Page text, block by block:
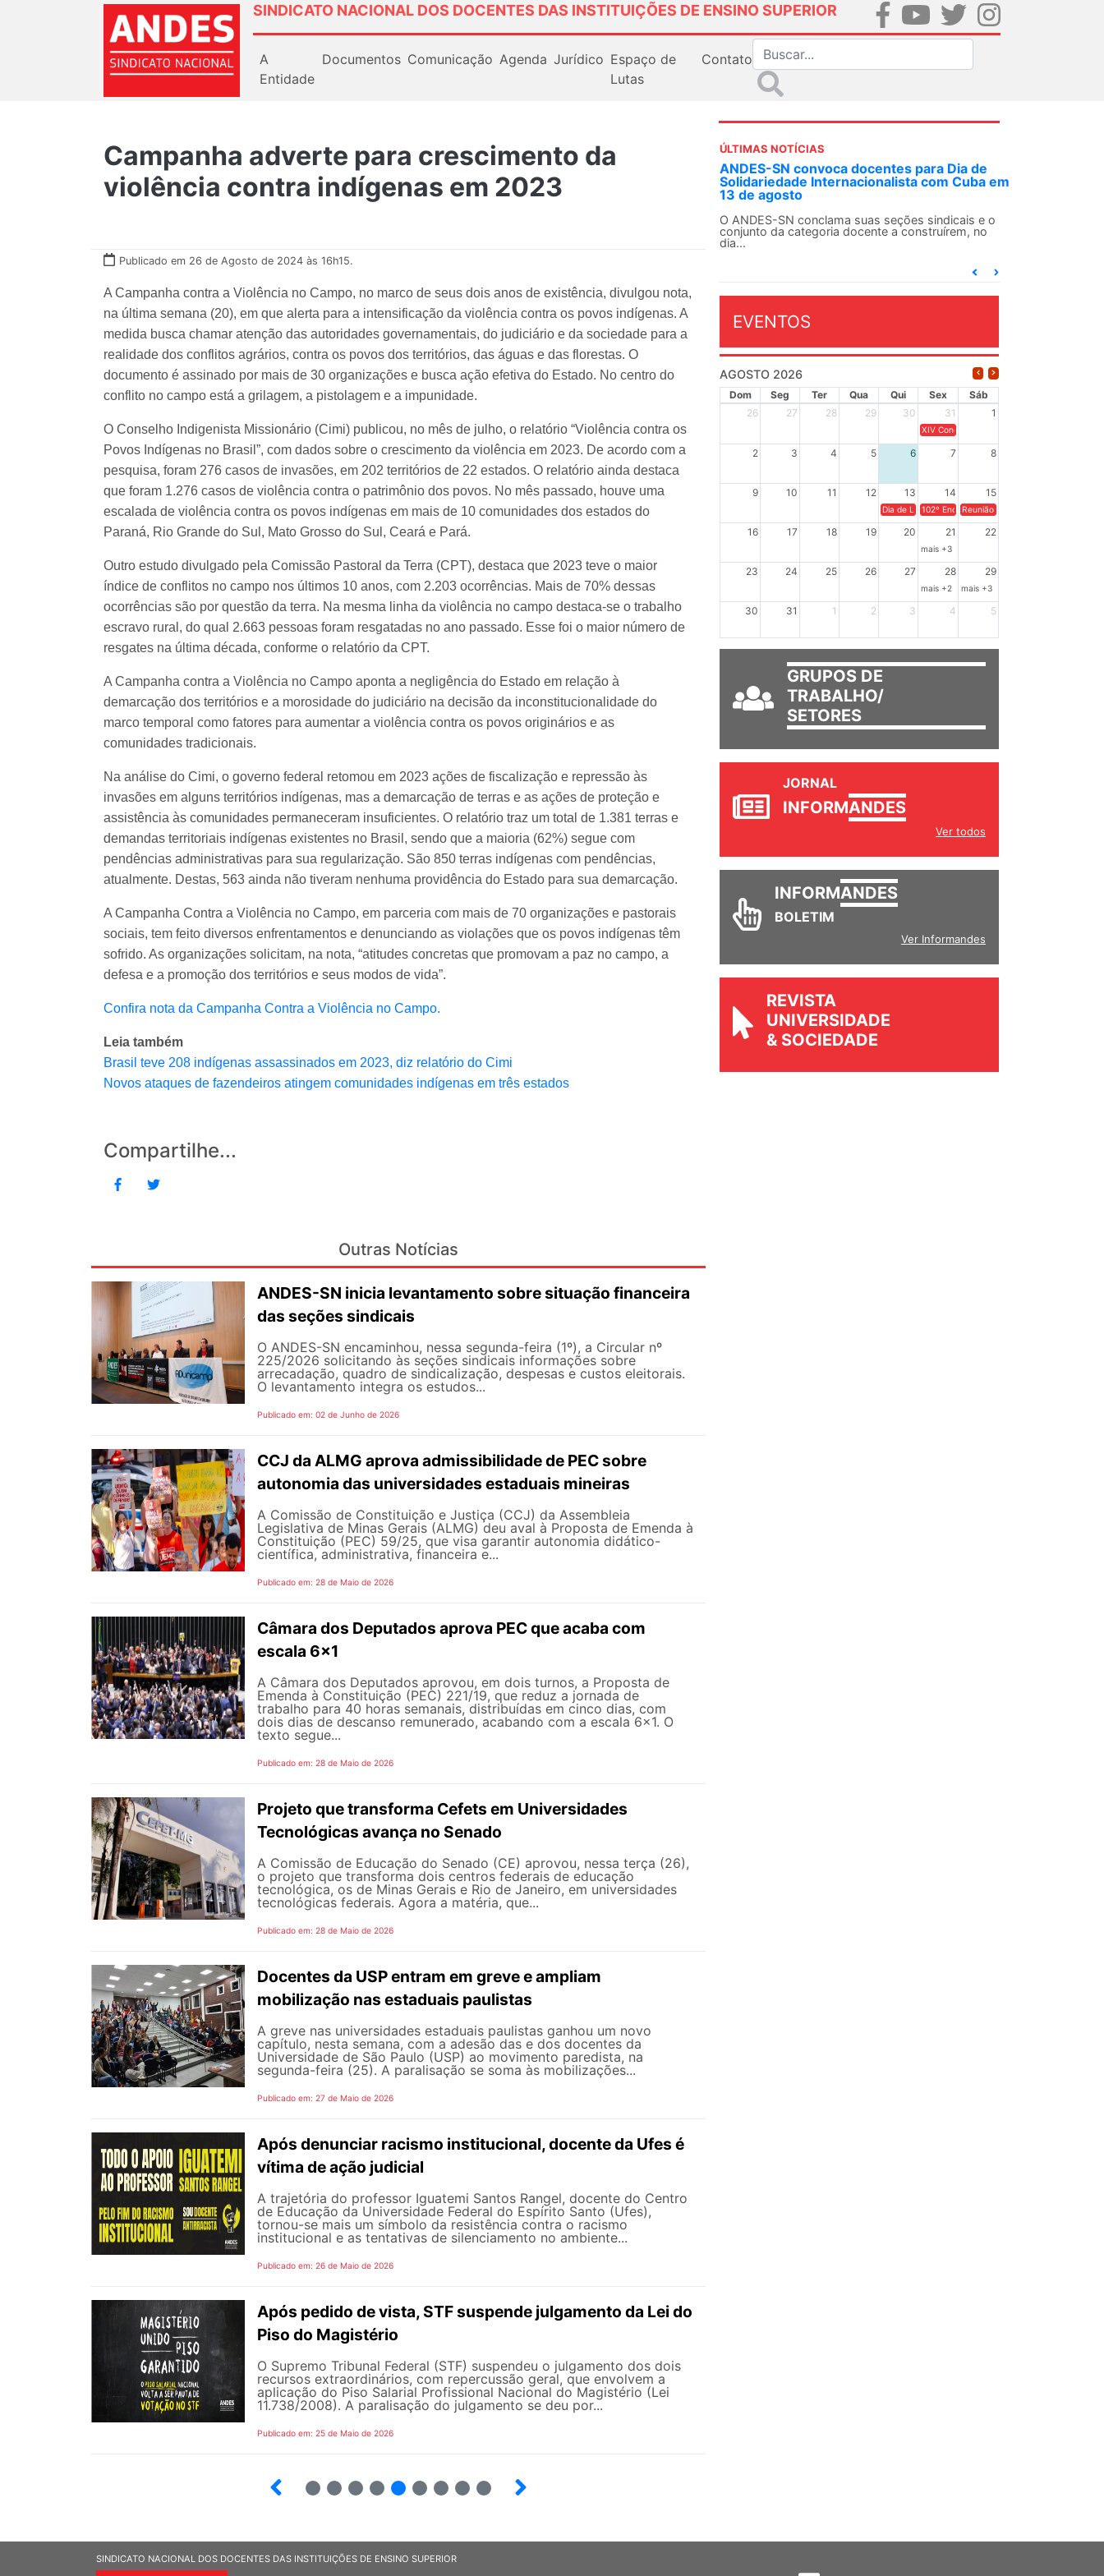
SINDICATO NACIONAL DOS DOCENTES DAS INSTITUIÇÕES DE ENSINO SUPERIOR
A
Entidade
Documentos Comunicação Agenda Jurídico Espaço de
Lutas
Contato
Campanha adverte para crescimento da
violência contra indígenas em 2023
Publicado em 26 de Agosto de 2024 às 16h15.
A Campanha contra a Violência no Campo, no marco de seus dois anos de existência, divulgou nota,
na última semana (20), em que alerta para a intensificação da violência contra os povos indígenas. A
medida busca chamar atenção das autoridades governamentais, do judiciário e da sociedade para a
realidade dos conflitos agrários, contra os povos dos territórios, das águas e das florestas. O
documento é assinado por mais de 30 organizações e busca ação efetiva do Estado. No centro do
conflito no campo está a grilagem, a pistolagem e a impunidade.
O Conselho Indigenista Missionário (Cimi) publicou, no mês de julho, o relatório “Violência contra os
Povos Indígenas no Brasil”, com dados sobre o crescimento da violência em 2023. De acordo com a
pesquisa, foram 276 casos de invasões, em 202 territórios de 22 estados. O relatório ainda destaca
que foram 1.276 casos de violência contra o patrimônio dos povos. No mês passado, houve uma
escalada de violência contra os povos indígenas em mais de 10 comunidades dos estados do
Paraná, Rio Grande do Sul, Mato Grosso do Sul, Ceará e Pará.
Outro estudo divulgado pela Comissão Pastoral da Terra (CPT), destaca que 2023 teve o maior
índice de conflitos no campo nos últimos 10 anos, com 2.203 ocorrências. Mais de 70% dessas
ocorrências são por questão da terra. Na mesma linha da violência no campo destaca-se o trabalho
escravo rural, do qual 2.663 pessoas foram resgatadas no ano passado. Esse foi o maior número de
resgates na última década, conforme o relatório da CPT.
A Campanha contra a Violência no Campo aponta a negligência do Estado em relação à
demarcação dos territórios e a morosidade do judiciário na decisão da inconstitucionalidade do
marco temporal como fatores para aumentar a violência contra os povos originários e as
comunidades tradicionais.
Na análise do Cimi, o governo federal retomou em 2023 ações de fiscalização e repressão às
invasões em alguns territórios indígenas, mas a demarcação de terras e as ações de proteção e
assistência às comunidades permaneceram insuficientes. O relatório traz um total de 1.381 terras e
demandas territoriais indígenas existentes no Brasil, sendo que a maioria (62%) segue com
pendências administrativas para sua regularização. São 850 terras indígenas com pendências,
atualmente. Destas, 563 ainda não tiveram nenhuma providência do Estado para sua demarcação.
A Campanha Contra a Violência no Campo, em parceria com mais de 70 organizações e pastorais
sociais, tem feito diversos enfrentamentos e denunciando as violações que os povos indígenas têm
sofrido. As organizações solicitam, na nota, “atitudes concretas que promovam a paz no campo, a
defesa e a promoção dos territórios e seus modos de vida”.
Confira nota da Campanha Contra a Violência no Campo.
Leia também
Brasil teve 208 indígenas assassinados em 2023, diz relatório do Cimi
Novos ataques de fazendeiros atingem comunidades indígenas em três estados
Compartilhe...
Outras Notícias
ANDES-SN inicia levantamento sobre situação financeira
das seções sindicais
O ANDES-SN encaminhou, nessa segunda-feira (1º), a Circular nº
225/2026 solicitando às seções sindicais informações sobre
arrecadação, quadro de sindicalização, despesas e custos eleitorais.
O levantamento integra os estudos...
Publicado em: 02 de Junho de 2026
CCJ da ALMG aprova admissibilidade de PEC sobre
autonomia das universidades estaduais mineiras
A Comissão de Constituição e Justiça (CCJ) da Assembleia
Legislativa de Minas Gerais (ALMG) deu aval à Proposta de Emenda à
Constituição (PEC) 59/25, que visa garantir autonomia didático-
científica, administrativa, financeira e...
Publicado em: 28 de Maio de 2026
Câmara dos Deputados aprova PEC que acaba com
escala 6x1
A Câmara dos Deputados aprovou, em dois turnos, a Proposta de
Emenda à Constituição (PEC) 221/19, que reduz a jornada de
trabalho para 40 horas semanais, distribuídas em cinco dias, com
dois dias de descanso remunerado, acabando com a escala 6x1. O
texto segue...
Publicado em: 28 de Maio de 2026
Projeto que transforma Cefets em Universidades
Tecnológicas avança no Senado
A Comissão de Educação do Senado (CE) aprovou, nessa terça (26),
o projeto que transforma dois centros federais de educação
tecnológica, os de Minas Gerais e Rio de Janeiro, em universidades
tecnológicas federais. Agora a matéria, que...
Publicado em: 28 de Maio de 2026
Docentes da USP entram em greve e ampliam
mobilização nas estaduais paulistas
A greve nas universidades estaduais paulistas ganhou um novo
capítulo, nesta semana, com a adesão das e dos docentes da
Universidade de São Paulo (USP) ao movimento paredista, na
segunda-feira (25). A paralisação se soma às mobilizações...
Publicado em: 27 de Maio de 2026
Após denunciar racismo institucional, docente da Ufes é
vítima de ação judicial
A trajetória do professor Iguatemi Santos Rangel, docente do Centro
de Educação da Universidade Federal do Espírito Santo (Ufes),
tornou-se mais um símbolo da resistência contra o racismo
institucional e as tentativas de silenciamento no ambiente...
Publicado em: 26 de Maio de 2026
Após pedido de vista, STF suspende julgamento da Lei do
Piso do Magistério
O Supremo Tribunal Federal (STF) suspendeu o julgamento dos dois
recursos extraordinários, com repercussão geral, que envolvem a
aplicação do Piso Salarial Profissional Nacional do Magistério (Lei
11.738/2008). A paralisação do julgamento se deu por...
Publicado em: 25 de Maio de 2026
ÚLTIMAS NOTÍCIAS
ANDES-SN convoca docentes para Dia de
Solidariedade Internacionalista com Cuba em
13 de agosto
O ANDES-SN conclama suas seções sindicais e o
conjunto da categoria docente a construírem, no
dia...
EVENTOS
AGOSTO 2026
Dom Seg Ter Qua Qui Sex
Sáb
26
27 28 29 30 31 1
XIV Congresso Brasileiro de
2 3 4 5 6 7 8
9 10 11 12 13 14 15
Dia de Luta em Defesa de Cuba e da Soberania dos
102º Encontro da Regional Leste, “Em terra
Reunião GTPE.
16 17 18 19 20 21 22
mais +3
23 24 25 26 27 28 29
mais +2 mais +3
30 31 1 2 3 4 5
GRUPOS DE
TRABALHO/
SETORES
JORNAL
INFORMANDES
Ver todos
INFORMANDES
BOLETIM
Ver Informandes
REVISTA
UNIVERSIDADE
& SOCIEDADE
SINDICATO NACIONAL DOS DOCENTES DAS INSTITUIÇÕES DE ENSINO SUPERIOR